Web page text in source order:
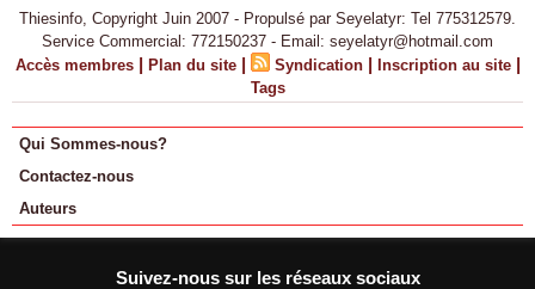
Thiesinfo, Copyright Juin 2007 - Propulsé par Seyelatyr: Tel 775312579.
Service Commercial: 772150237 - Email: seyelatyr@hotmail.com
Accès membres | Plan du site | Syndication | Inscription au site |
Tags
Qui Sommes-nous?
Contactez-nous
Auteurs
Suivez-nous sur les réseaux sociaux